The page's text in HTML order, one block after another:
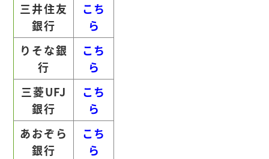
三井住友
銀行
こち
ら
りそな銀
行
こち
ら
三菱UFJ
銀行
こち
ら
あおぞら
銀行
こち
ら